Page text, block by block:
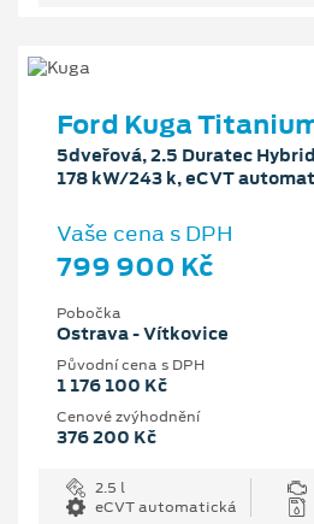
Ford Kuga
5dveřová, 2.5 Duratec
178 kW/243 k, eCVT
Vaše cena s DPH
799 900 Kč
Pobočka
Ostrava - Vítkovice
Původní cena s DPH
1 176 100 Kč
Cenové zvýhodnění
376 200 Kč
2.5 l
eCVT automatická